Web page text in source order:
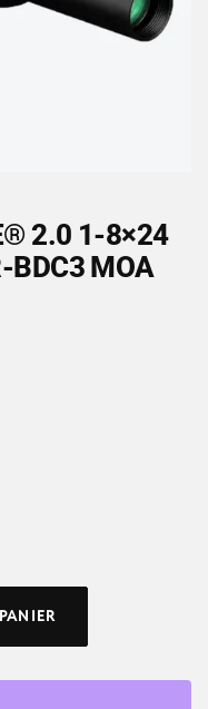
2.0 1-8×24
BDC3 MOA